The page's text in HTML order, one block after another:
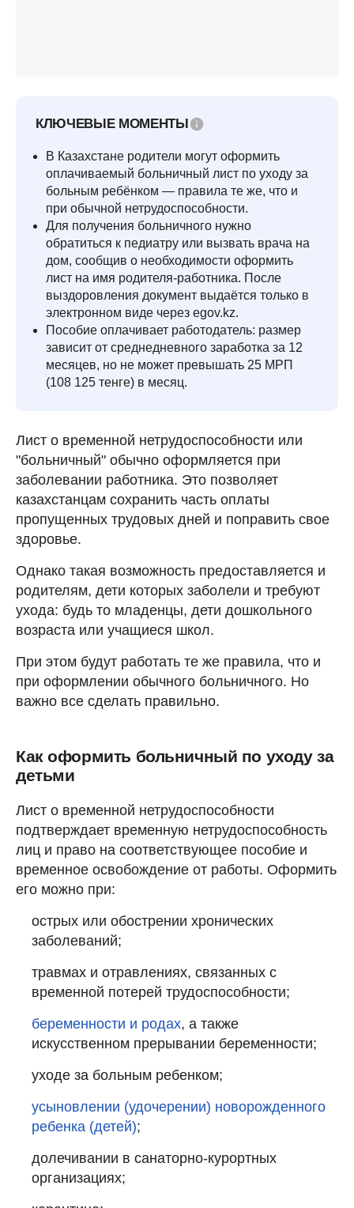
КЛЮЧЕВЫЕ МОМЕНТЫ
В Казахстане родители могут оформить
оплачиваемый больничный лист по уходу за
больным ребёнком — правила те же, что и
при обычной нетрудоспособности.
Для получения больничного нужно
обратиться к педиатру или вызвать врача на
дом, сообщив о необходимости оформить
лист на имя родителя-работника. После
выздоровления документ выдаётся только в
электронном виде через egov.kz.
Пособие оплачивает работодатель: размер
зависит от среднедневного заработка за 12
месяцев, но не может превышать 25 МРП
(108 125 тенге) в месяц.
Лист о временной нетрудоспособности или
"больничный" обычно оформляется при
заболевании работника. Это позволяет
казахстанцам сохранить часть оплаты
пропущенных трудовых дней и поправить свое
здоровье.
Однако такая возможность предоставляется и
родителям, дети которых заболели и требуют
ухода: будь то младенцы, дети дошкольного
возраста или учащиеся школ.
При этом будут работать те же правила, что и
при оформлении обычного больничного. Но
важно все сделать правильно.
Как оформить больничный по уходу за
детьми
Лист о временной нетрудоспособности
подтверждает временную нетрудоспособность
лиц и право на соответствующее пособие и
временное освобождение от работы. Оформить
его можно при:
острых или обострении хронических
заболеваний;
травмах и отравлениях, связанных с
временной потерей трудоспособности;
беременности и родах, а также
искусственном прерывании беременности;
уходе за больным ребенком;
усыновлении (удочерении) новорожденного
ребенка (детей);
долечивании в санаторно-курортных
организациях;